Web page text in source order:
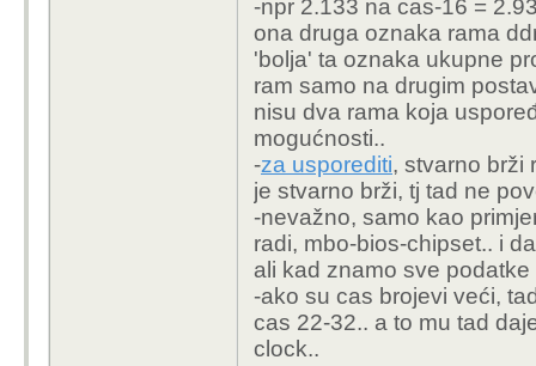
-npr 2.133 na cas-16 =
ona druga oznaka rama
'bolja' ta oznaka ukupne
ram samo na drugim
nisu dva rama koja
mogućnosti..
-za usporediti, stvarno brži
je stvarno brži, tj tad ne
-nevažno, samo kao
radi, mbo-bios-chipset.. i
ali kad znamo sve
-ako su cas brojevi veći,
cas 22-32.. a to mu tad
clock..